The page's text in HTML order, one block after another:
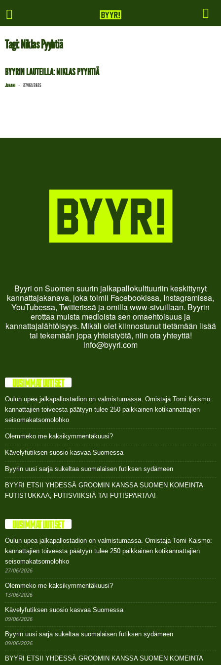
Tagi: Niklas Pyyhtiä
BYYRIN LAUTEILLA: NIKLAS PYYHTIÄ
Juhani - 27/02/2025
Byyri on Suomen suurin jalkapallokulttuuriin keskittynyt
kannattajakanava, joka toimii Facebookissa, Instagramissa,
YouTubessa, Twitterissä ja omilla www-sivuillaan. Byyrin
erottaa muista medioista sen omaehtoisuus ja
kannattajalähtöisyys. Mikäli olet kiinnostunut tietämään lisää
tai tekemään jopa yhteistyötä, niin ota yhteyttä!
info@byyri.com
UUSIMMAT UUTISET
Oulun upea jalkapallostadion on valmistumassa. Omistaja Tomi Kaismo:
kannattajien toiveesta päätyyn tulee 250 paikkainen kotikannattajien
seisomakatsomolohko
Olemmeko me kaksikymmentäkuusi?
Kävelyfutiksen suosio kasvaa Suomessa
Byyrin uusi sarja sukeltaa suomalaisen futiksen sydämeen
BYYRI ETSII YHDESSÄ GROOMIN KANSSA SUOMEN KOMEINTA
FUTISTUKKAA, FUTISVIIKSIÄ TAI FUTISPARTAA!
UUSIMMAT UUTISET
Oulun upea jalkapallostadion on valmistumassa. Omistaja Tomi Kaismo:
kannattajien toiveesta päätyyn tulee 250 paikkainen kotikannattajien
seisomakatsomolohko
27/06/2026
Olemmeko me kaksikymmentäkuusi?
13/06/2026
Kävelyfutiksen suosio kasvaa Suomessa
09/06/2026
Byyrin uusi sarja sukeltaa suomalaisen futiksen sydämeen
09/06/2026
BYYRI ETSII YHDESSÄ GROOMIN KANSSA SUOMEN KOMEINTA